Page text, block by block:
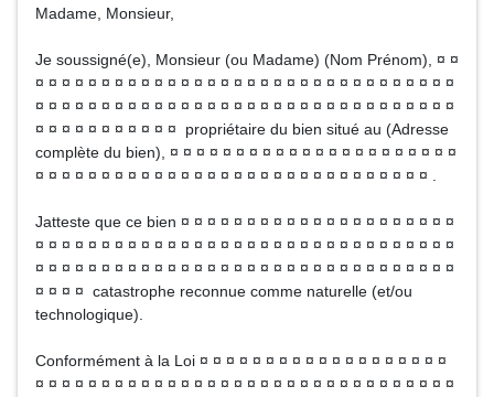
Madame, Monsieur,
Je soussigné(e), Monsieur (ou Madame) (Nom Prénom), ¤ ¤
¤ ¤ ¤ ¤ ¤ ¤ ¤ ¤ ¤ ¤ ¤ ¤ ¤ ¤ ¤ ¤ ¤ ¤ ¤ ¤ ¤ ¤ ¤ ¤ ¤ ¤ ¤ ¤ ¤ ¤ ¤ ¤
¤ ¤ ¤ ¤ ¤ ¤ ¤ ¤ ¤ ¤ ¤ ¤ ¤ ¤ ¤ ¤ ¤ ¤ ¤ ¤ ¤ ¤ ¤ ¤ ¤ ¤ ¤ ¤ ¤ ¤ ¤ ¤
¤ ¤ ¤ ¤ ¤ ¤ ¤ ¤ ¤ ¤ ¤ propriétaire du bien situé au (Adresse
complète du bien), ¤ ¤ ¤ ¤ ¤ ¤ ¤ ¤ ¤ ¤ ¤ ¤ ¤ ¤ ¤ ¤ ¤ ¤ ¤ ¤ ¤ ¤
¤ ¤ ¤ ¤ ¤ ¤ ¤ ¤ ¤ ¤ ¤ ¤ ¤ ¤ ¤ ¤ ¤ ¤ ¤ ¤ ¤ ¤ ¤ ¤ ¤ ¤ ¤ ¤ ¤ ¤ .
Jatteste que ce bien ¤ ¤ ¤ ¤ ¤ ¤ ¤ ¤ ¤ ¤ ¤ ¤ ¤ ¤ ¤ ¤ ¤ ¤ ¤ ¤ ¤
¤ ¤ ¤ ¤ ¤ ¤ ¤ ¤ ¤ ¤ ¤ ¤ ¤ ¤ ¤ ¤ ¤ ¤ ¤ ¤ ¤ ¤ ¤ ¤ ¤ ¤ ¤ ¤ ¤ ¤ ¤ ¤
¤ ¤ ¤ ¤ ¤ ¤ ¤ ¤ ¤ ¤ ¤ ¤ ¤ ¤ ¤ ¤ ¤ ¤ ¤ ¤ ¤ ¤ ¤ ¤ ¤ ¤ ¤ ¤ ¤ ¤ ¤ ¤
¤ ¤ ¤ ¤ catastrophe reconnue comme naturelle (et/ou
technologique).
Conformément à la Loi ¤ ¤ ¤ ¤ ¤ ¤ ¤ ¤ ¤ ¤ ¤ ¤ ¤ ¤ ¤ ¤ ¤ ¤ ¤
¤ ¤ ¤ ¤ ¤ ¤ ¤ ¤ ¤ ¤ ¤ ¤ ¤ ¤ ¤ ¤ ¤ ¤ ¤ ¤ ¤ ¤ ¤ ¤ ¤ ¤ ¤ ¤ ¤ ¤ ¤ ¤